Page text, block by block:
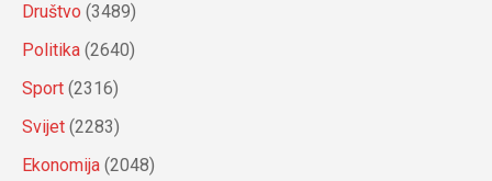
Društvo (3489)
Politika (2640)
Sport (2316)
Svijet (2283)
Ekonomija (2048)